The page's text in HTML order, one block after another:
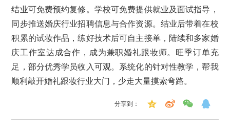
结业可免费预约复修。学校可免费提供就业及面试指导，
同步推送婚庆行业招聘信息与合作资源。结业后带着在校
积累的试妆作品，练好技术后可自主接单，陆续和多家婚
庆工作室达成合作，成为兼职婚礼跟妆师。旺季订单充
足，部分优秀学员收入可观。系统化的针对性教学，帮我
顺利敲开婚礼跟妆行业大门，少走大量摸索弯路。
分享到：